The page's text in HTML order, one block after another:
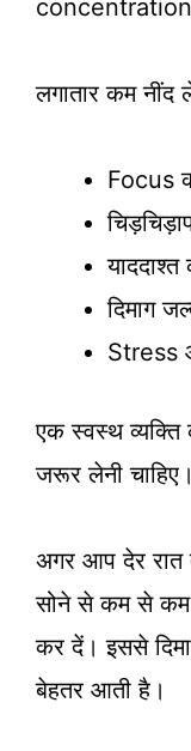
concentration
लगातार कम नींद
Focus
दिमाग
Stress
एक स्वस्थ व्यक्ति
जरूर लेनी चाहिए।
अगर आप देर रात
सोने से कम से
कर दें। इससे
बेहतर आती है।